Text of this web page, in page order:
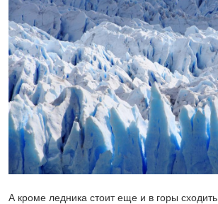
А кроме ледника стоит еще и в горы сходить